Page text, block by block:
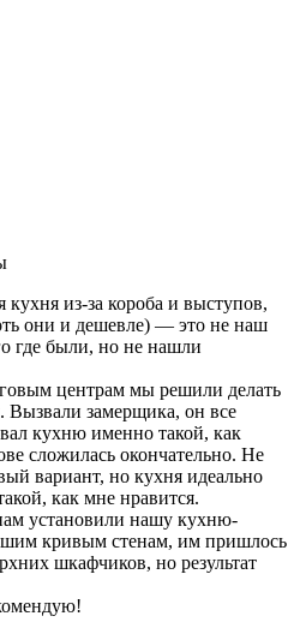
кухня из-за короба и выступов,
они и дешевле) — это не наш
где были, но не нашли
центрам мы решили делать
Вызвали замерщика, он все
кухню именно такой, как
сложилась окончательно. Не
вариант, но кухня идеально
как мне нравится.
установили нашу кухню-
кривым стенам, им пришлось
шкафчиков, но результат